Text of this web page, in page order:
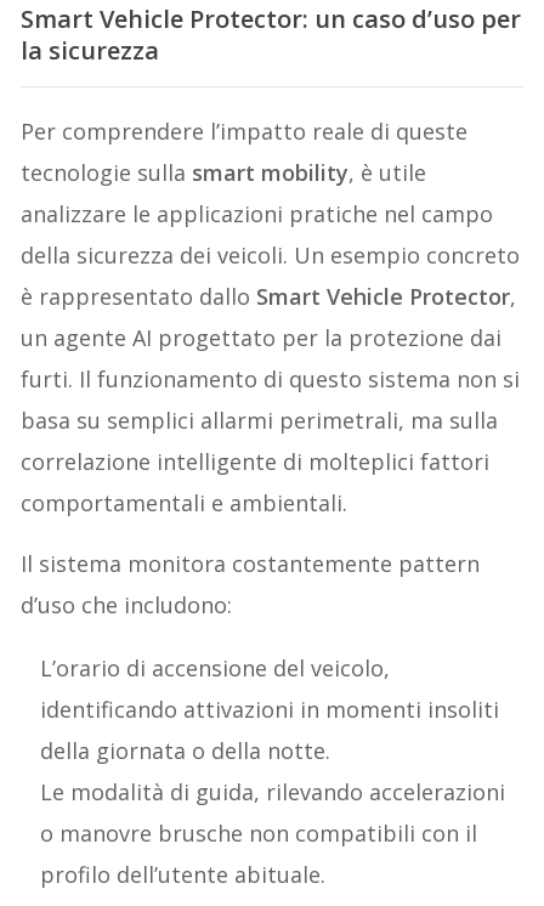
Smart Vehicle Protector: un caso d’uso per
la sicurezza
Per comprendere l’impatto reale di queste
tecnologie sulla smart mobility, è utile
analizzare le applicazioni pratiche nel campo
della sicurezza dei veicoli. Un esempio concreto
è rappresentato dallo Smart Vehicle Protector,
un agente AI progettato per la protezione dai
furti. Il funzionamento di questo sistema non si
basa su semplici allarmi perimetrali, ma sulla
correlazione intelligente di molteplici fattori
comportamentali e ambientali.
Il sistema monitora costantemente pattern
d’uso che includono:
L’orario di accensione del veicolo,
identificando attivazioni in momenti insoliti
della giornata o della notte.
Le modalità di guida, rilevando accelerazioni
o manovre brusche non compatibili con il
profilo dell’utente abituale.